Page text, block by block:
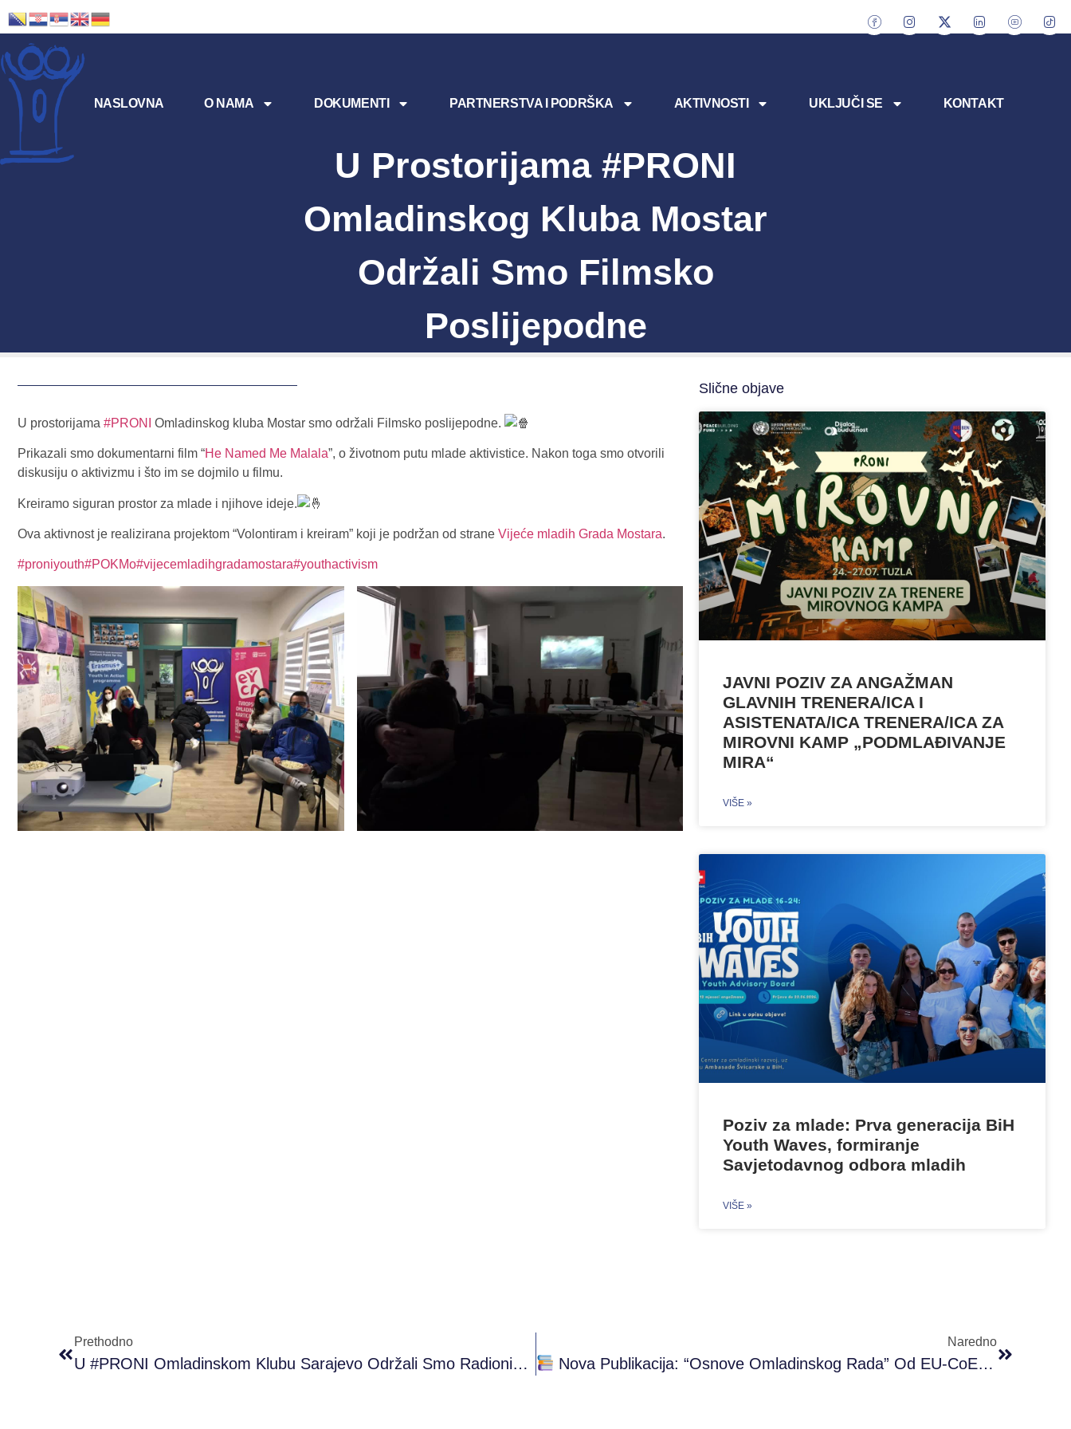
NASLOVNA O NAMA DOKUMENTI PARTNERSTVA I PODRŠKA AKTIVNOSTI UKLJUČI SE KONTAKT
U Prostorijama #PRONI
Omladinskog Kluba Mostar
Održali Smo Filmsko
Poslijepodne
U prostorijama #PRONI Omladinskog kluba Mostar smo održali Filmsko poslijepodne.
Prikazali smo dokumentarni film “He Named Me Malala”, o životnom putu mlade aktivistice. Nakon toga smo otvorili
diskusiju o aktivizmu i što im se dojmilo u filmu.
Kreiramo siguran prostor za mlade i njihove ideje.
Ova aktivnost je realizirana projektom “Volontiram i kreiram” koji je podržan od strane Vijeće mladih Grada Mostara.
#proniyouth#POKMo#vijecemladihgradamostara#youthactivism
Slične objave
JAVNI POZIV ZA ANGAŽMAN
GLAVNIH TRENERA/ICA I
ASISTENATA/ICA TRENERA/ICA ZA
MIROVNI KAMP „PODMLAĐIVANJE
MIRA“
VIŠE »
Poziv za mlade: Prva generacija BiH
Youth Waves, formiranje
Savjetodavnog odbora mladih
VIŠE »
Prethodno
U #PRONI Omladinskom Klubu Sarajevo Održali Smo Radionicu Bonjour France
Naredno
Nova Publikacija: “Osnove Omladinskog Rada” Od EU-CoE Youth Partnership